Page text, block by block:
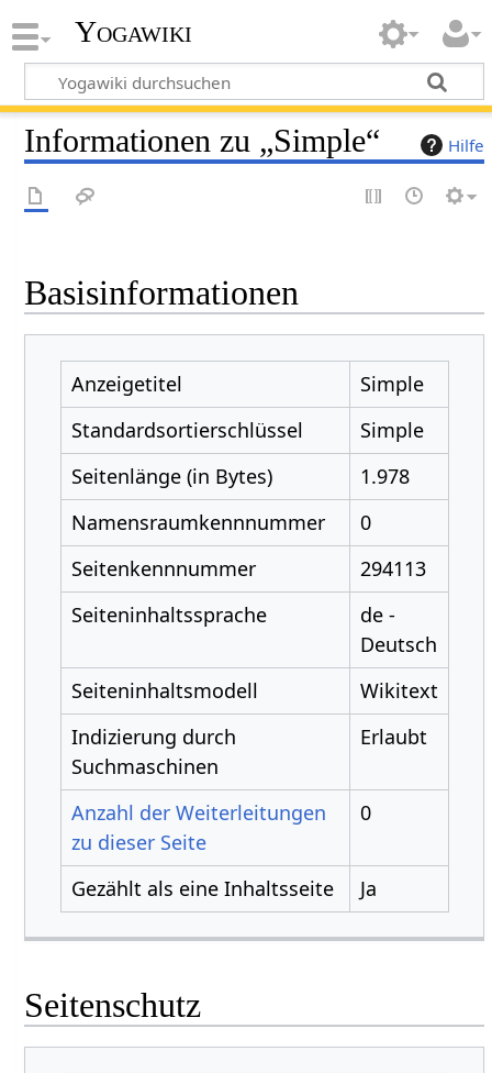
Yogawiki
Hilfe
Informationen zu „Simple“
Basisinformationen
Anzeigetitel
Simple
Standardsortierschlüssel
Simple
Seitenlänge (in Bytes)
1.978
Namensraumkennnummer
0
Seitenkennnummer
294113
Seiteninhaltssprache
de -
Deutsch
Seiteninhaltsmodell
Wikitext
Indizierung durch
Suchmaschinen
Erlaubt
Anzahl der Weiterleitungen
zu dieser Seite
0
Gezählt als eine Inhaltsseite Ja
Seitenschutz